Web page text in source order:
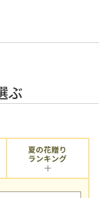
ぶ
夏の花贈り
ランキング